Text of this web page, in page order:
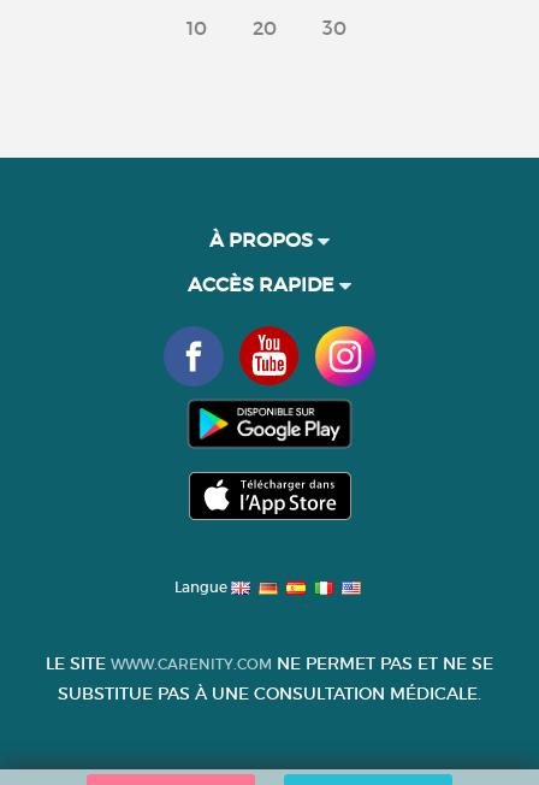
10 20 30
À PROPOS
ACCÈS RAPIDE
Langue
LE SITE WWW.CARENITY.COM NE PERMET PAS ET NE SE
SUBSTITUE PAS À UNE CONSULTATION MÉDICALE.